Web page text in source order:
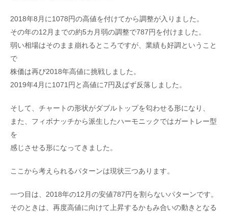
2018年8月に1078円の高値を付けてから調整が入りました。
その年の12月までの約5カ月弱の調整で787円を付けました。
弱い相場はそのまま崩れるところですが、業績も好調ということ
で
株価は再び2018年高値に挑戦しました。
2019年4月に1071円と高値に7円及ばず反落しました。
そして、チャートの形状がダブルトップを匂わせる形になり、
また、フィボナッチから派生したハーモニックではガートレー型
を
感じさせる形になってきました。
ここから考えられるパターンは現状三つあります。
一つ目は、2018年の12月の安値787円を割らないパターンです。
そのときは、再度高値に向けて上昇するかもみ合いの動きとなる